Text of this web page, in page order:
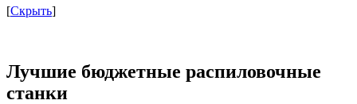
[Скрыть]
Лучшие бюджетные распиловочные
станки